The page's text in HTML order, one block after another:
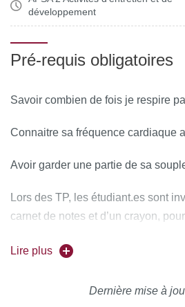
d’activité physique et/ou
et conseiller les pratiquants
développement
Pré-requis obligatoires
Savoir combien de fois je respire
Connaitre sa fréquence cardiaque
Avoir garder une partie de sa
Lors des TP, les étudiant.es sont
carnet de notes et d’un crayon,
ne sont en aucun cas utilisables
Lire plus
Dernière mise à